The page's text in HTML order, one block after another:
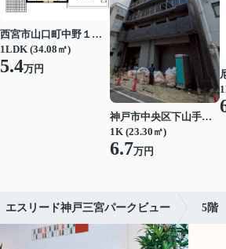
西宮市山口町中野１丁目
1LDK (34.08㎡)
5.4万円
神戸市中央区下山手通７丁目
1K (23.30㎡)
6.7万円
エスリード神戸三宮パークビュー 5階